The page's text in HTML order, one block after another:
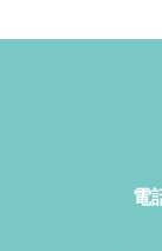
電